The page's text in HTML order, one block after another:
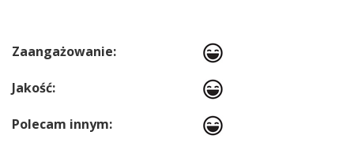
Zaangażowanie:
Jakość:
Polecam innym: